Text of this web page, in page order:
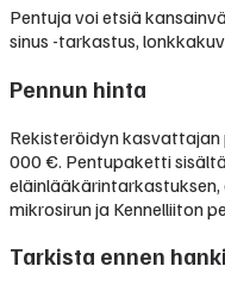
Pentuja voi etsiä
sinus -tarkastus,
Pennun hinta
Rekisteröidyn kasvattajan
000 €. Pentupaketti
mikrosirun ja Kennelliiton
Tarkista ennen